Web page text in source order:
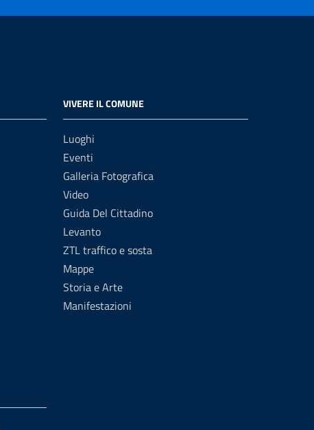
VIVERE IL COMUNE
Luoghi
Eventi
Galleria Fotografica
Video
Guida Del Cittadino
Levanto
ZTL traffico e sosta
Mappe
Storia e Arte
Manifestazioni